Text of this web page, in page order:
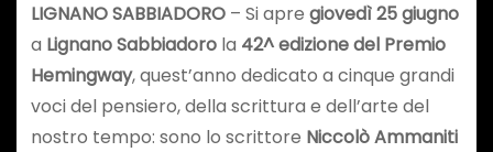
LIGNANO SABBIADORO– Si apre giovedì 25 giugno
a Lignano Sabbiadorola 42^ edizione del Premio
Hemingway, quest’anno dedicato a cinque grandi
voci del pensiero, della scrittura e dell’arte del
nostro tempo: sono lo scrittore Niccolò Ammaniti